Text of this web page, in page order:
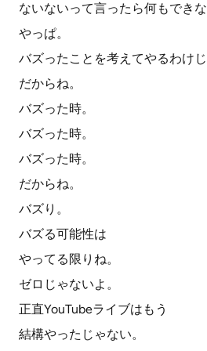
ないないって言ったら何もできな
やっぱ。
バズったことを考えてやるわけじ
だからね。
バズった時。
バズった時。
バズった時。
だからね。
バズり。
バズる可能性は
やってる限りね。
ゼロじゃないよ。
正直YouTubeライブはもう
結構やったじゃない。